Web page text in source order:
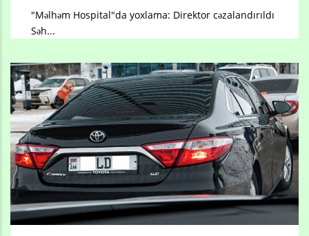
"Məlhəm Hospital"da yoxlama: Direktor cəzalandırıldı
Səh...